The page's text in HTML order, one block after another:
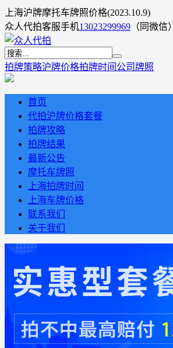
上海沪牌摩托车牌照价格(2023.10.9)
众人代拍客服手机13023299969 （同微信）
拍牌策略沪牌价格拍牌时间 公司牌照
首页
代拍沪牌价格套餐
拍牌攻略
拍牌结果
最新公告
摩托车牌照
上海拍牌时间
上海车牌价格
联系我们
关于我们